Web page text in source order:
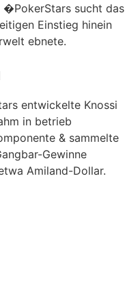
�PokerStars sucht das
Einstieg hinein
ebnete.
entwickelte Knossi
in betrieb
& sammelte
Gewinne
Amiland-Dollar.